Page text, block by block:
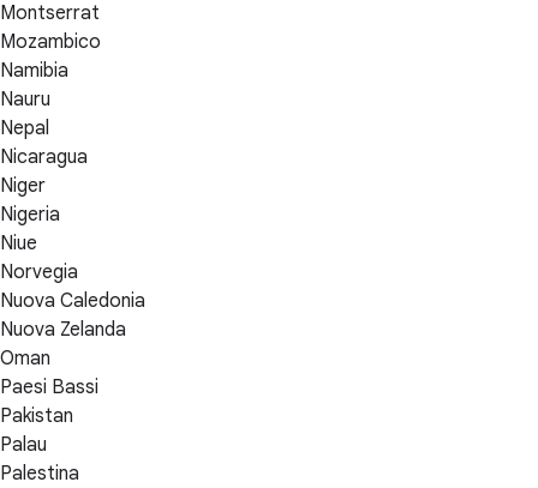
Montserrat
Mozambico
Namibia
Nauru
Nepal
Nicaragua
Niger
Nigeria
Niue
Norvegia
Nuova Caledonia
Nuova Zelanda
Oman
Paesi Bassi
Pakistan
Palau
Palestina